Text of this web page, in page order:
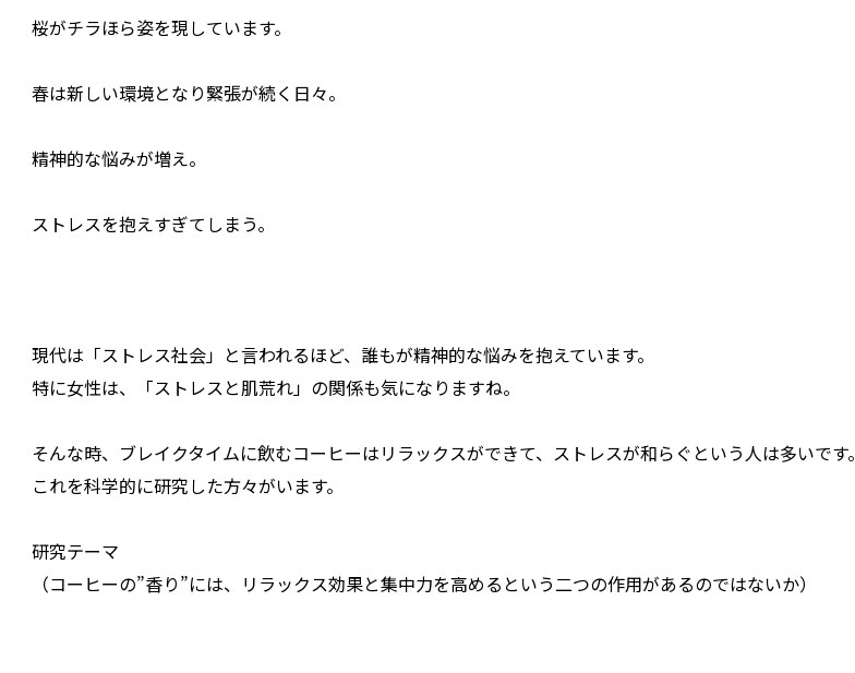
桜がチラほら姿を現しています。
春は新しい環境となり緊張が続く日々。
精神的な悩みが増え。
ストレスを抱えすぎてしまう。
現代は「ストレス社会」と言われるほど、誰もが精神的な悩みを抱えています。
特に女性は、「ストレスと肌荒れ」の関係も気になりますね。
そんな時、ブレイクタイムに飲むコーヒーはリラックスができて、ストレスが和らぐという人は多いです。
これを科学的に研究した方々がいます。
研究テーマ
（コーヒーの”香り”には、リラックス効果と集中力を高めるという二つの作用があるのではないか）